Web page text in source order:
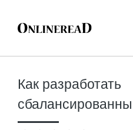
Как разработать